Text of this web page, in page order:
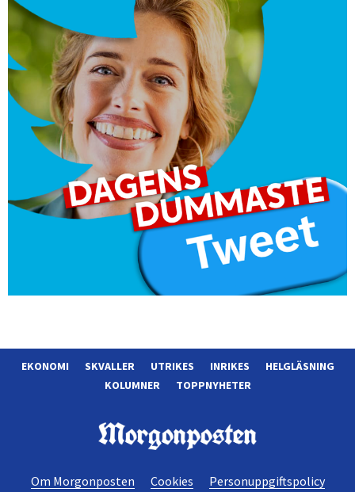
EKONOMI SKVALLER UTRIKES INRIKES
HELGLÄSNING
KOLUMNER
TOPPNYHETER
Om Morgonposten Cookies Personuppgiftspolicy